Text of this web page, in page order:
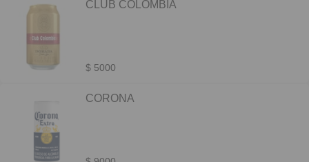
CLUB COLOMBIA
$ 5000
CORONA